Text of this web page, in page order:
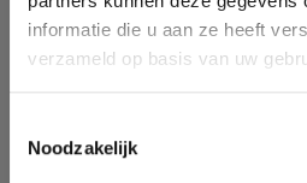
informatie die u aan ze heeft
verzameld op basis van uw
Noodzakelijk